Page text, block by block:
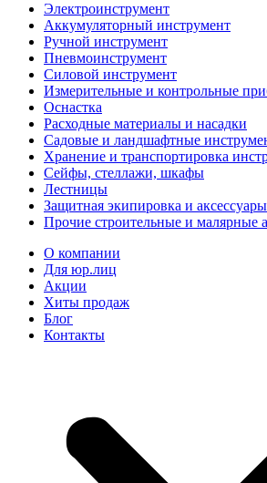
Электроинструмент
Аккумуляторный инструмент
Ручной инструмент
Пневмоинструмент
Силовой инструмент
Измерительные и контрольные
Оснастка
Расходные материалы и насадки
Садовые и ландшафтные
Хранение и транспортировка
Сейфы, стеллажи, шкафы
Лестницы
Защитная экипировка и аксессуары
Прочие строительные и малярные
О компании
Для юр.лиц
Акции
Хиты продаж
Блог
Контакты